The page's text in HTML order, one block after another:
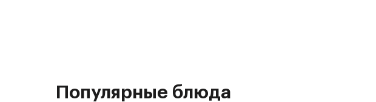
Популярные блюда